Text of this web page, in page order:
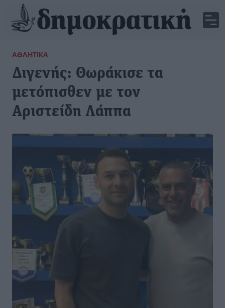
ΑΘΛΗΤΙΚΆ
Διγενής: Θωράκισε τα
μετόπισθεν με τον
Αριστείδη Λάππα